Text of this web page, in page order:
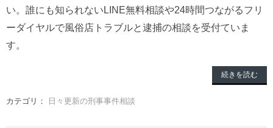
い。誰にも知られないLINE無料相談や24時間つながるフリ
ーダイヤルで風俗店トラブルと逮捕の相談を受付ていま
す。
続きを読む
カテゴリ： 日々更新の刑事事件相談